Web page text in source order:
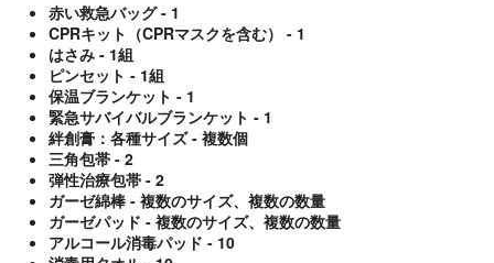
赤い救急バッグ - 1
CPRキット（CPRマスクを含む） - 1
はさみ - 1組
ピンセット - 1組
保温ブランケット - 1
緊急サバイバルブランケット - 1
絆創膏：各種サイズ - 複数個
三角包帯 - 2
弾性治療包帯 - 2
ガーゼ綿棒 - 複数のサイズ、複数の数量
ガーゼパッド - 複数のサイズ、複数の数量
アルコール消毒パッド - 10